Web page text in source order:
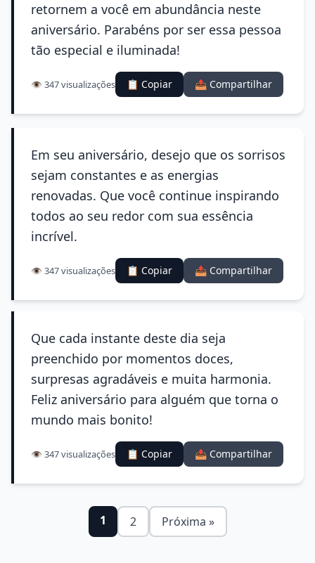
retornem a você em abundância neste
aniversário. Parabéns por ser essa pessoa
tão especial e iluminada!
👁️ 347 visualizações 📋 Copiar 📤 Compartilhar
Em seu aniversário, desejo que os sorrisos
sejam constantes e as energias
renovadas. Que você continue inspirando
todos ao seu redor com sua essência
incrível.
👁️ 347 visualizações 📋 Copiar 📤 Compartilhar
Que cada instante deste dia seja
preenchido por momentos doces,
surpresas agradáveis e muita harmonia.
Feliz aniversário para alguém que torna o
mundo mais bonito!
👁️ 347 visualizações 📋 Copiar 📤 Compartilhar
1 2 Próxima »